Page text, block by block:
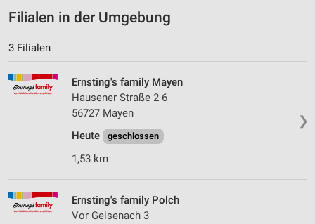
Filialen in der Umgebung
3 Filialen
❯
Ernsting's family Mayen
Hausener Straße 2-6
56727 Mayen
Heute
geschlossen
1,53 km
Ernsting's family Polch
Vor Geisenach 3